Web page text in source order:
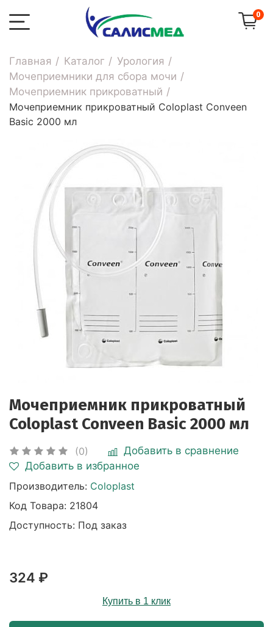
0
Главная Каталог
Урология
Мочеприемники для сбора мочи
Мочеприемник прикроватный
Мочеприемник прикроватный Coloplast Conveen
Basic 2000 мл
Мочеприемник прикроватный
Coloplast Conveen Basic 2000 мл
(0)
Добавить в сравнение
Добавить в избранное
Производитель: Coloplast
Код Товара: 21804
Доступность: Под заказ
324 ₽
Купить в 1 клик